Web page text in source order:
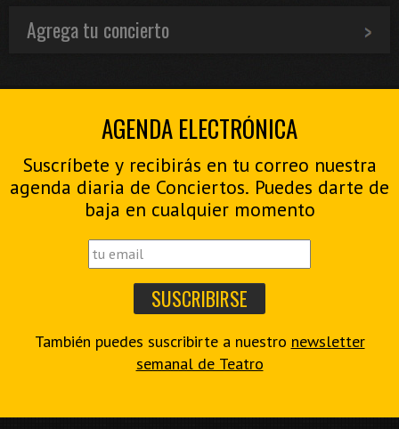
Agrega tu concierto
AGENDA ELECTRÓNICA
Suscríbete y recibirás en tu correo nuestra
agenda diaria de Conciertos. Puedes darte de
baja en cualquier momento
También puedes suscribirte a nuestro newsletter
semanal de Teatro